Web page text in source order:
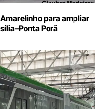
para ampliar
Porã